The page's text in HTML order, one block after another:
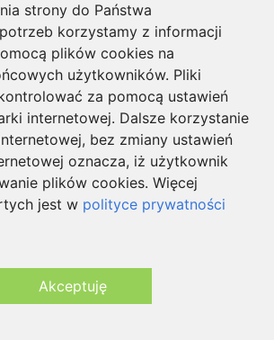
będą Cię wkurzać walające się
torebki foliowe. Teraz będziesz
pod ręką, w pojemniku
OBCZAJ TO
strony do Państwa
korzystamy z informacji
plików cookies na
użytkowników. Pliki
za pomocą ustawień
internetowej. Dalsze korzystanie
bez zmiany ustawień
oznacza, iż użytkownik
plików cookies. Więcej
jest w polityce prywatności
Akceptuję